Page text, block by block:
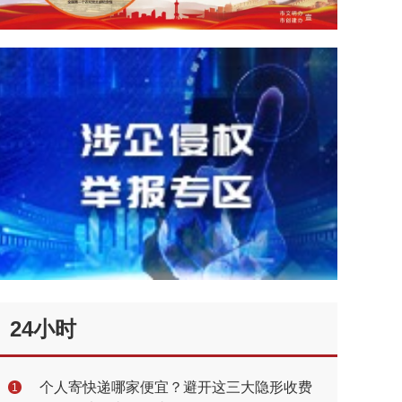
24小时
1
个人寄快递哪家便宜？避开这三大隐形收费